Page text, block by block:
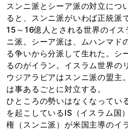
スンニ派とシーア派の対立につ
ると、スンニ派がいわば正統派
15～16億人とされる世界のイス
ニ派。シーア派は、ムハンマド
る争いから分派して生れた。シ
るのがイラン。イスラム世界の
ウジアラビアはスンニ派の盟主
は事あるごとに対立する。
ひところの勢いはなくなってい
を起こしているIS（イスラム国
権（スンニ派）が米国主導のイ